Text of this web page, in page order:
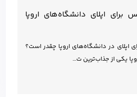
برای اپلای دانشگاه‌های اروپا
اپلای در دانشگاه‌های اروپا چقدر است؟
یکی از جذاب‌ترین ت…